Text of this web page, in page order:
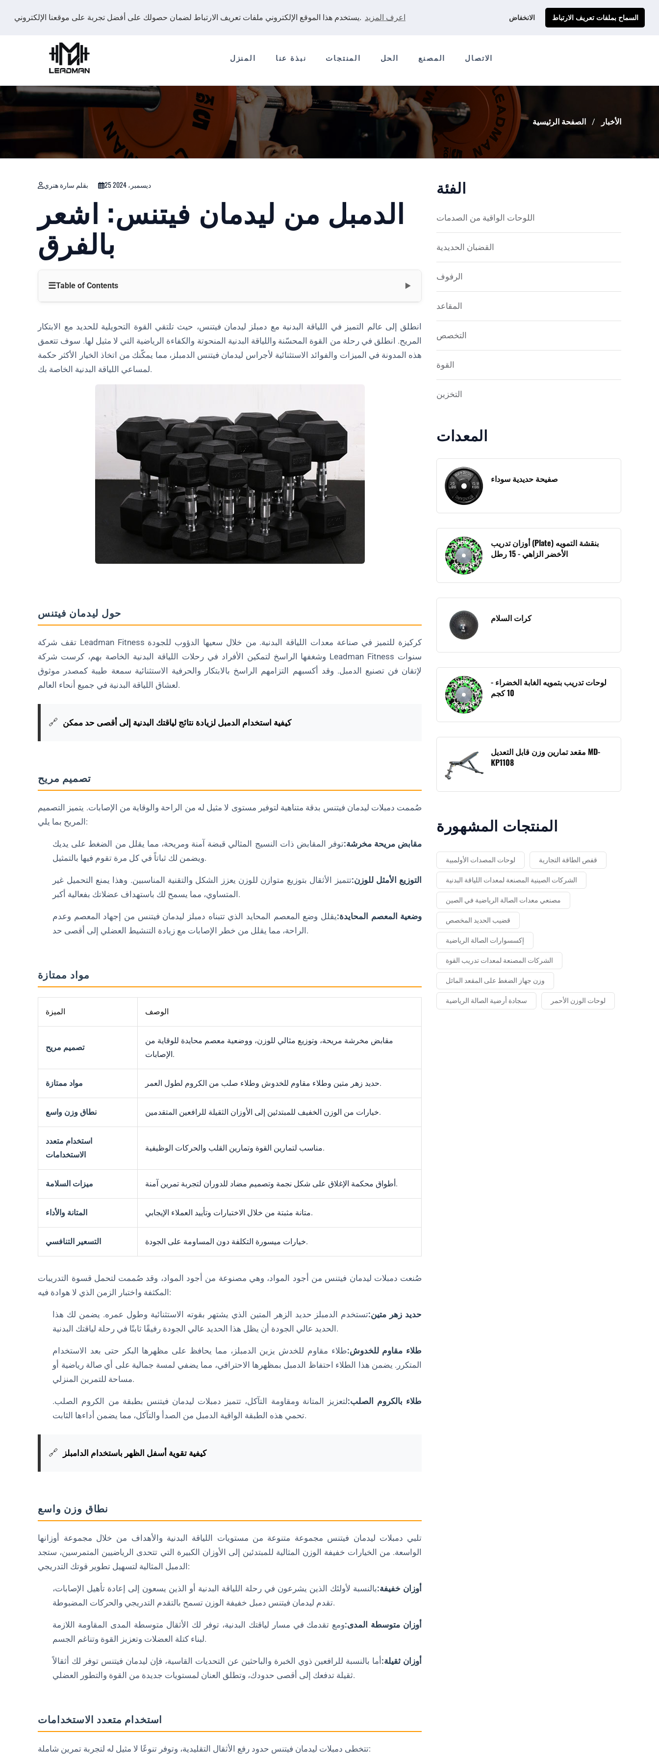
يستخدم هذا الموقع الإلكتروني ملفات تعريف الارتباط لضمان حصولك على أفضل تجربة على موقعنا الإلكتروني. اعرف المزيد الانخفاض السماح بملفات تعريف الارتباط Ads@qdmodun.com احصل على عرض سعر مخصص لك
المنزل نبذة عنا المنتجات الحل المصنع الاتصال
الصفحة الرئيسية الأخبار
بقلم سارة هنري 25 ديسمبر، 2024
الدمبل من ليدمان فيتنس: اشعر
بالفرق
☰Table of Contents ▼
تصميم مريح
مواد ممتازة
نطاق وزن واسع
1. ما الذي يجعل أجراس ليدمان فيتنس مختلفة عن العلامات التجارية الأخرى؟
2. هل يمكن للمبتدئين استخدام الدمبل من ليدمان فيتنس؟
3. ما هي ميزات السلامة التي تتمتع بها أجراس ليدمان فيتنس الدمبلز؟
انطلق إلى عالم التميز في اللياقة البدنية مع دمبلز ليدمان فيتنس، حيث تلتقي القوة التحويلية للحديد مع الابتكار
المريح. انطلق في رحلة من القوة المحسّنة واللياقة البدنية المنحوتة والكفاءة الرياضية التي لا مثيل لها. سوف تتعمق
هذه المدونة في الميزات والفوائد الاستثنائية لأجراس ليدمان فيتنس الدمبلز، مما يمكّنك من اتخاذ الخيار الأكثر حكمة
لمساعي اللياقة البدنية الخاصة بك.
حول ليدمان فيتنس
تقف شركة Leadman Fitness كركيزة للتميز في صناعة معدات اللياقة البدنية. من خلال سعيها الدؤوب للجودة
وشغفها الراسخ لتمكين الأفراد في رحلات اللياقة البدنية الخاصة بهم، كرست شركة Leadman Fitness سنوات
لإتقان فن تصنيع الدمبل. وقد أكسبهم التزامهم الراسخ بالابتكار والحرفية الاستثنائية سمعة طيبة كمصدر موثوق
لعشاق اللياقة البدنية في جميع أنحاء العالم.
🔗 كيفية استخدام الدمبل لزيادة نتائج لياقتك البدنية إلى أقصى حد ممكن
تصميم مريح
صُممت دمبلات ليدمان فيتنس بدقة متناهية لتوفير مستوى لا مثيل له من الراحة والوقاية من الإصابات. يتميز التصميم
المريح بما يلي:
مقابض مريحة مخرشة:توفر المقابض ذات النسيج المثالي قبضة آمنة ومريحة، مما يقلل من الضغط على يديك
ويضمن لك ثباتاً في كل مرة تقوم فيها بالتمثيل.
التوزيع الأمثل للوزن:تتميز الأثقال بتوزيع متوازن للوزن يعزز الشكل والتقنية المناسبين. وهذا يمنع التحميل غير
المتساوي، مما يسمح لك باستهداف عضلاتك بفعالية أكبر.
وضعية المعصم المحايدة:يقلل وضع المعصم المحايد الذي تتبناه دمبلز ليدمان فيتنس من إجهاد المعصم وعدم
الراحة، مما يقلل من خطر الإصابات مع زيادة التنشيط العضلي إلى أقصى حد.
مواد ممتازة
الميزة الوصف
تصميم مريح
مقابض مخرشة مريحة، وتوزيع مثالي للوزن، ووضعية معصم محايدة للوقاية من
الإصابات.
مواد ممتازة حديد زهر متين وطلاء مقاوم للخدوش وطلاء صلب من الكروم لطول العمر.
نطاق وزن واسع خيارات من الوزن الخفيف للمبتدئين إلى الأوزان الثقيلة للرافعين المتقدمين.
استخدام متعدد
الاستخدامات
مناسب لتمارين القوة وتمارين القلب والحركات الوظيفية.
ميزات السلامة أطواق محكمة الإغلاق على شكل نجمة وتصميم مضاد للدوران لتجربة تمرين آمنة.
المتانة والأداء متانة مثبتة من خلال الاختبارات وتأييد العملاء الإيجابي.
التسعير التنافسي خيارات ميسورة التكلفة دون المساومة على الجودة.
صُنعت دمبلات ليدمان فيتنس من أجود المواد، وهي مصنوعة من أجود المواد، وقد صُممت لتحمل قسوة التدريبات
المكثفة واختبار الزمن الذي لا هوادة فيه:
حديد زهر متين:تستخدم الدمبلز حديد الزهر المتين الذي يشتهر بقوته الاستثنائية وطول عمره. يضمن لك هذا
الحديد عالي الجودة أن يظل هذا الحديد عالي الجودة رفيقًا ثابتًا في رحلة لياقتك البدنية.
طلاء مقاوم للخدوش:طلاء مقاوم للخدش يزين الدمبلز، مما يحافظ على مظهرها البكر حتى بعد الاستخدام
المتكرر. يضمن هذا الطلاء احتفاظ الدمبل بمظهرها الاحترافي، مما يضفي لمسة جمالية على أي صالة رياضية أو
مساحة للتمرين المنزلي.
طلاء بالكروم الصلب:لتعزيز المتانة ومقاومة التآكل، تتميز دمبلات ليدمان فيتنس بطبقة من الكروم الصلب.
تحمي هذه الطبقة الواقية الدمبل من الصدأ والتآكل، مما يضمن أداءها الثابت.
🔗 كيفية تقوية أسفل الظهر باستخدام الدامبلز
نطاق وزن واسع
تلبي دمبلات ليدمان فيتنس مجموعة متنوعة من مستويات اللياقة البدنية والأهداف من خلال مجموعة أوزانها
الواسعة. من الخيارات خفيفة الوزن المثالية للمبتدئين إلى الأوزان الكبيرة التي تتحدى الرياضيين المتمرسين، ستجد
الدمبل المثالية لتسهيل تطوير قوتك التدريجي:
أوزان خفيفة:بالنسبة لأولئك الذين يشرعون في رحلة اللياقة البدنية أو الذين يسعون إلى إعادة تأهيل الإصابات،
تقدم ليدمان فيتنس دمبل خفيفة الوزن تسمح بالتقدم التدريجي والحركات المضبوطة.
أوزان متوسطة المدى:ومع تقدمك في مسار لياقتك البدنية، توفر لك الأثقال متوسطة المدى المقاومة اللازمة
لبناء كتلة العضلات وتعزيز القوة وتناغم الجسم.
أوزان ثقيلة: أما بالنسبة للرافعين ذوي الخبرة والباحثين عن التحديات القاسية، فإن ليدمان فيتنس توفر لك أثقالاً
ثقيلة تدفعك إلى أقصى حدودك، وتطلق العنان لمستويات جديدة من القوة والتطور العضلي.
استخدام متعدد الاستخدامات
تتخطى دمبلات ليدمان فيتنس حدود رفع الأثقال التقليدية، وتوفر تنوعًا لا مثيل له لتجربة تمرين شاملة:
الفئة
اللوحات الواقية من الصدمات
القضبان الحديدية
الرفوف
المقاعد
التخصص
القوة
التخزين
المعدات
صفيحة حديدية سوداء
أوزان تدريب (Plate) بنقشة التمويه
الأخضر الزاهي - 15 رطل
كرات السلام
لوحات تدريب بتمويه الغابة الخضراء -
10 كجم
مقعد تمارين وزن قابل التعديل MD-
KP1108
المنتجات المشهورة
لوحات المصدات الأولمبية قفص الطاقة التجارية
الشركات الصينية المصنعة لمعدات اللياقة البدنية
مصنعي معدات الصالة الرياضية في الصين
قضيب الحديد المخصص
إكسسوارات الصالة الرياضية
الشركات المصنعة لمعدات تدريب القوة
وزن جهاز الضغط على المقعد المائل
سجادة أرضية الصالة الرياضية لوحات الوزن الأحمر